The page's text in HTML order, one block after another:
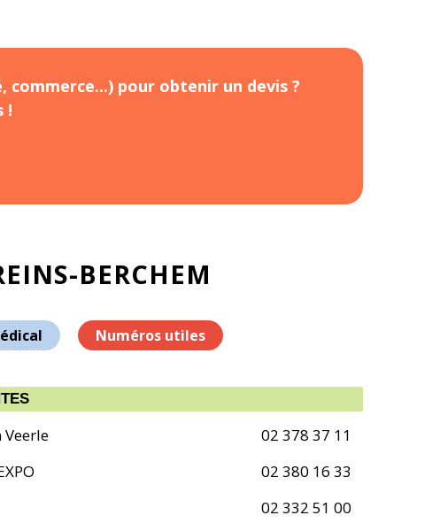
pour obtenir un devis ?
!
BERCHEM
Numéros utiles
Veerle
02 378 37 11
02 380 16 33
02 332 51 00